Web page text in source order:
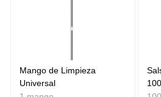
Mango de Limpieza
Universal